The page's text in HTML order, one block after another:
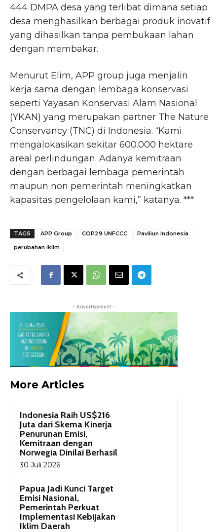
444 DMPA desa yang terlibat dimana setiap
desa menghasilkan berbagai produk inovatif
yang dihasilkan tanpa pembukaan lahan
dengan membakar.
Menurut Elim, APP group juga menjalin
kerja sama dengan lembaga konservasi
seperti Yayasan Konservasi Alam Nasional
(YKAN) yang merupakan partner The Nature
Conservancy (TNC) di Indonesia. “Kami
mengalokasikan sekitar 600.000 hektare
areal perlindungan. Adanya kemitraan
dengan berbagai lembaga pemerintah
maupun non pemerintah meningkatkan
kapasitas pengelolaan kami,” katanya. ***
TAGS APP Group COP29 UNFCCC
Paviliun Indonesia
perubahan iklim
- Advertisement -
More Articles
Indonesia Raih US$216
Juta dari Skema Kinerja
Penurunan Emisi,
Kemitraan dengan
Norwegia Dinilai Berhasil
30 Juli 2026
Papua Jadi Kunci Target
Emisi Nasional,
Pemerintah Perkuat
Implementasi Kebijakan
Iklim Daerah